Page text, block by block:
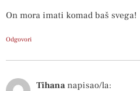
On mora imati komad baš svega!
Odgovori
Tihana napisao/la: